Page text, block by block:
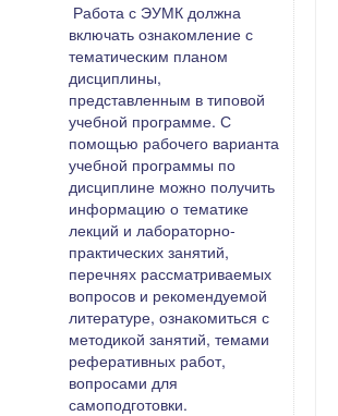
Работа с ЭУМК должна
включать ознакомление с
тематическим планом
дисциплины,
представленным в типовой
учебной программе. С
помощью рабочего варианта
учебной программы по
дисциплине можно получить
информацию о тематике
лекций и лабораторно-
практических занятий,
перечнях рассматриваемых
вопросов и рекомендуемой
литературе, ознакомиться с
методикой занятий, темами
реферативных работ,
вопросами для
самоподготовки.